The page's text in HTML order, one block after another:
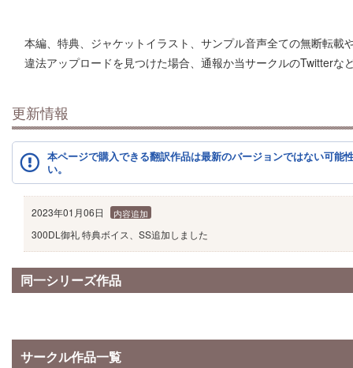
本編、特典、ジャケットイラスト、サンプル音声全ての無断転載
違法アップロードを見つけた場合、通報か当サークルのTwitterな
更新情報
本ページで購入できる翻訳作品は最新のバージョンではない可能
い。
2023年01月06日 内容追加
300DL御礼 特典ボイス、SS追加しました
同一シリーズ作品
サークル作品一覧